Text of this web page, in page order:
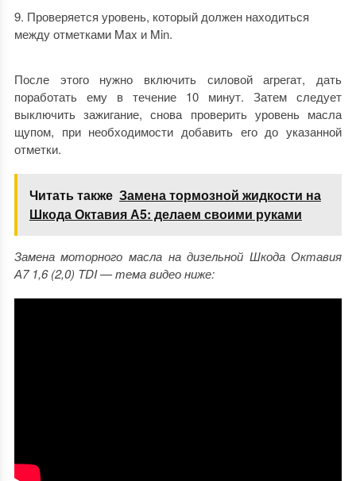
Проверяется уровень, который должен находиться
между отметками Max и Min.
После этого нужно включить силовой агрегат, дать
поработать ему в течение 10 минут. Затем следует
выключить зажигание, снова проверить уровень масла
щупом, при необходимости добавить его до указанной
отметки.
Читать также Замена тормозной жидкости на
Шкода Октавия А5: делаем своими руками
Замена моторного масла на дизельной Шкода Октавия
А7 1,6 (2,0) TDI — тема видео ниже: